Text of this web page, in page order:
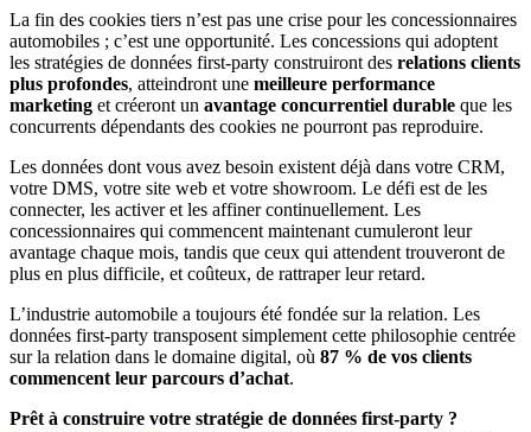
La fin des cookies tiers n’est pas une crise pour les concessionnaires
automobiles ; c’est une opportunité. Les concessions qui adoptent
les stratégies de données first-party construiront des relations clients
plus profondes, atteindront une meilleure performance
marketing et créeront un avantage concurrentiel durable que les
concurrents dépendants des cookies ne pourront pas reproduire.
Les données dont vous avez besoin existent déjà dans votre CRM,
votre DMS, votre site web et votre showroom. Le défi est de les
connecter, les activer et les affiner continuellement. Les
concessionnaires qui commencent maintenant cumuleront leur
avantage chaque mois, tandis que ceux qui attendent trouveront de
plus en plus difficile, et coûteux, de rattraper leur retard.
L’industrie automobile a toujours été fondée sur la relation. Les
données first-party transposent simplement cette philosophie centrée
sur la relation dans le domaine digital, où 87 % de vos clients
commencent leur parcours d’achat.
Prêt à construire votre stratégie de données first-party ?